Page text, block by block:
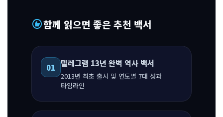
recommend함께 읽으면 좋은 추천 백서
01 텔레그램 13년 완벽 역사 백서
2013년 최초 출시 및 연도별 7대 성과
타임라인